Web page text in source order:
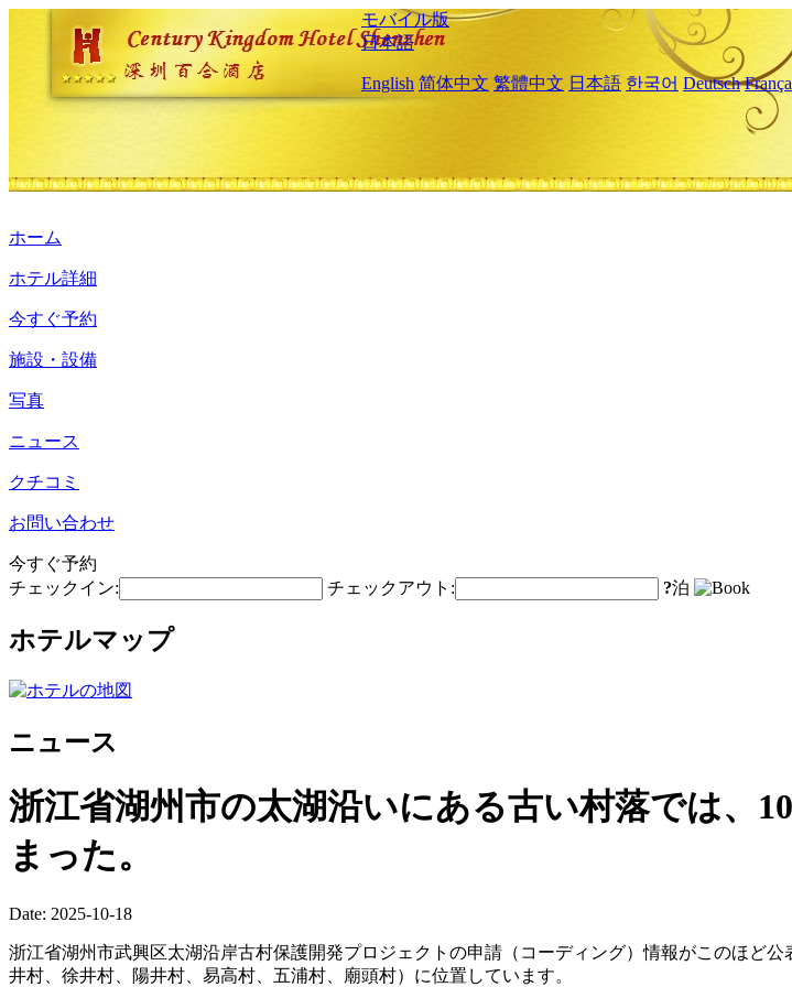
モバイル版
日本語
English 简体中文 繁體中文 日本語 한국어 Deutsch
ホーム
ホテル詳細
今すぐ予約
施設・設備
写真
ニュース
クチコミ
お問い合わせ
今すぐ予約
チェックイン:
チェックアウト: ?泊
ホテルマップ
ニュース
浙江省湖州市の太湖沿いにある古い村落では、
まった。
Date: 2025-10-18
浙江省湖州市武興区太湖沿岸古村保護開発プロジェクトの申請（コーディング）情報がこのほど
井村、徐井村、陽井村、易高村、五浦村、廟頭村）に位置しています。